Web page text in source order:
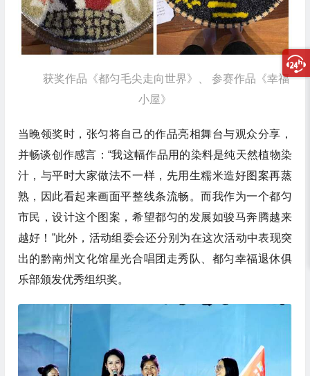
获奖作品《都匀毛尖走向世界》、 参赛作品《幸福
小屋》
当晚领奖时，张匀将自己的作品亮相舞台与观众分享，
并畅谈创作感言：“我这幅作品用的染料是纯天然植物染
汁，与平时大家做法不一样，先用生糯米造好图案再蒸
熟，因此看起来画面平整线条流畅。而我作为一个都匀
市民，设计这个图案，希望都匀的发展如骏马奔腾越来
越好！”此外，活动组委会还分别为在这次活动中表现突
出的黔南州文化馆星光合唱团走秀队、都匀幸福退休俱
乐部颁发优秀组织奖。